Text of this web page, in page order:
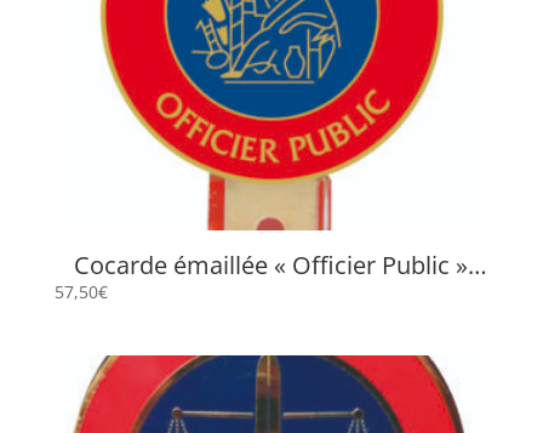
Cocarde émaillée « Officier Public »
57,50€